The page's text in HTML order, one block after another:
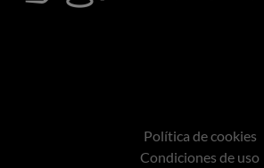
Política de cookies
Condiciones de uso